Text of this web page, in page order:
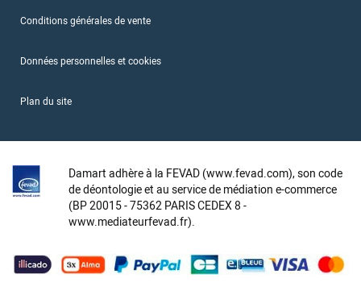
Conditions générales de vente
Données personnelles et cookies
Plan du site
Damart adhère à la FEVAD (www.fevad.com), son code
de déontologie et au service de médiation e-commerce
(BP 20015 - 75362 PARIS CEDEX 8 -
www.mediateurfevad.fr).